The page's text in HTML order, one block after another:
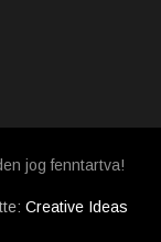
jog fenntartva!
Creative Ideas